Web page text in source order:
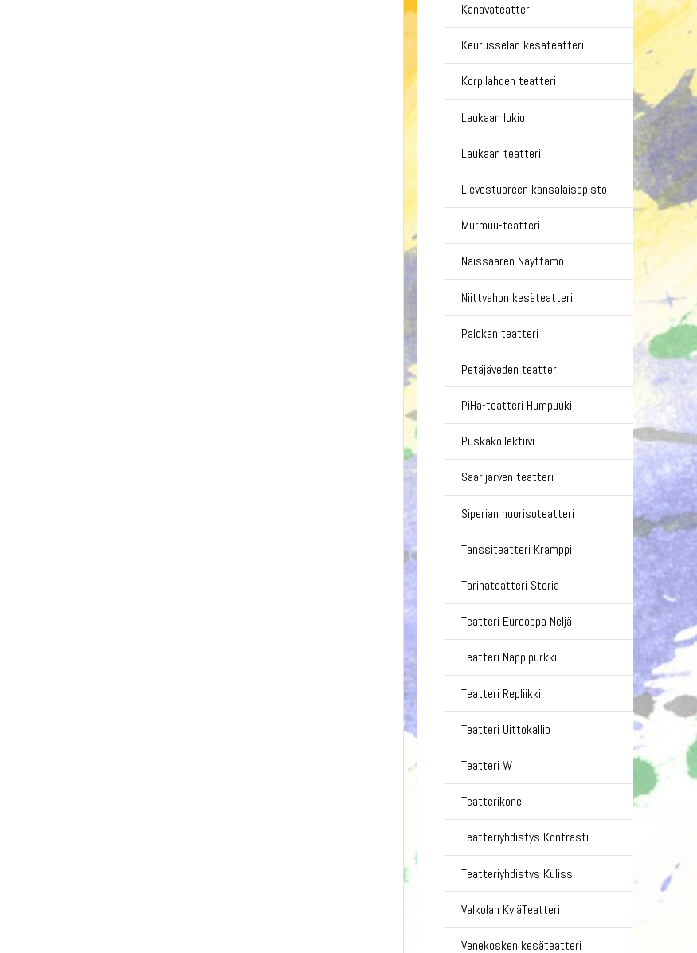
Kanavateatteri
Keurusselän kesäteatteri
Korpilahden teatteri
Laukaan lukio
Laukaan teatteri
Lievestuoreen kansalaisopisto
Murmuu-teatteri
Naissaaren Näyttämö
Niittyahon kesäteatteri
Palokan teatteri
Petäjäveden teatteri
PiHa-teatteri Humpuuki
Puskakollektiivi
Saarijärven teatteri
Siperian nuorisoteatteri
Tanssiteatteri Kramppi
Tarinateatteri Storia
Teatteri Eurooppa Neljä
Teatteri Nappipurkki
Teatteri Repliikki
Teatteri Uittokallio
Teatteri W
Teatterikone
Teatteriyhdistys Kontrasti
Teatteriyhdistys Kulissi
Valkolan KyläTeatteri
Venekosken kesäteatteri